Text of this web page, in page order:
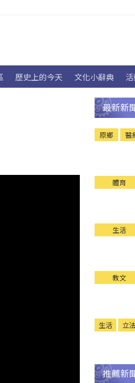
歷史上的今天 文化小辭典
最新新
原鄉 醫
體育
生活
教文
生活 立
推薦新